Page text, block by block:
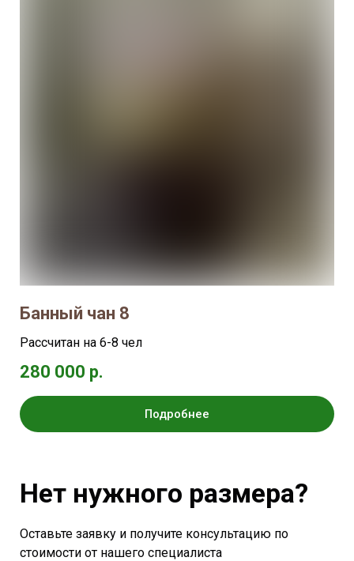
Банный чан 8
Рассчитан на 6-8 чел
280 000 р.
Подробнее
Нет нужного размера?
Оставьте заявку и получите консультацию по
стоимости от нашего специалиста